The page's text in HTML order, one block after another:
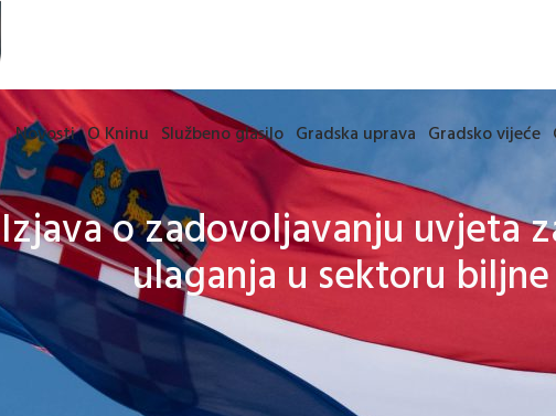
Novosti O Kninu Službeno glasilo Gradska uprava Gradsko vijeće
Izjava o zadovoljavanju uvjeta
ulaganja u sektoru